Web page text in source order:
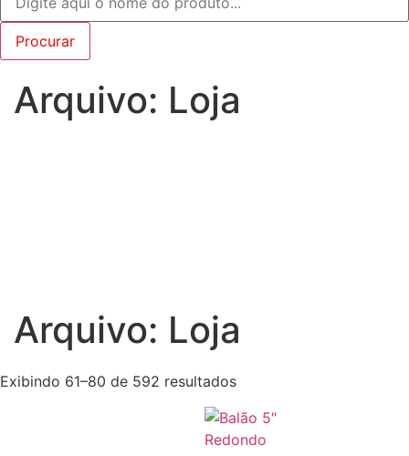
Arquivo: Loja
Arquivo: Loja
Exibindo 61–80 de 592 resultados